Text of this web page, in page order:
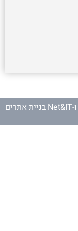
ו- Net&IT בניית אתרים